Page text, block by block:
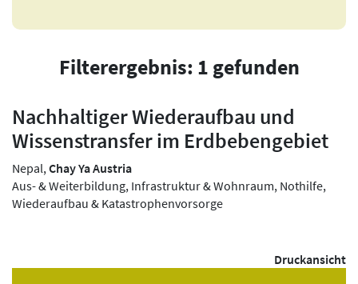
Filterergebnis: 1 gefunden
Nachhaltiger Wiederaufbau und
Wissenstransfer im Erdbebengebiet
Nepal, Chay Ya Austria
Aus- & Weiterbildung, Infrastruktur & Wohnraum, Nothilfe,
Wiederaufbau & Katastrophenvorsorge
Druckansicht